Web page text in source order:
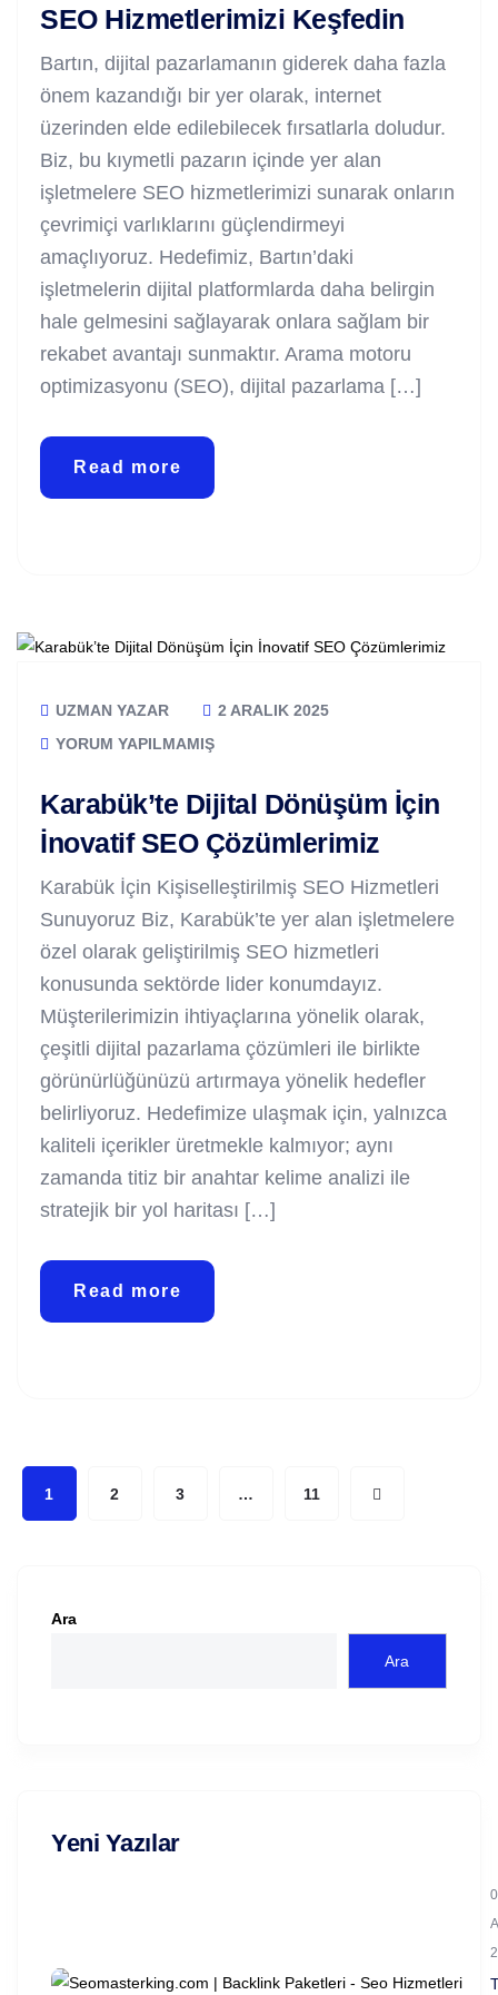
SEO Hizmetlerimizi Keşfedin
Bartın, dijital pazarlamanın giderek daha fazla
önem kazandığı bir yer olarak, internet
üzerinden elde edilebilecek fırsatlarla doludur.
Biz, bu kıymetli pazarın içinde yer alan
işletmelere SEO hizmetlerimizi sunarak onların
çevrimiçi varlıklarını güçlendirmeyi
amaçlıyoruz. Hedefimiz, Bartın’daki
işletmelerin dijital platformlarda daha belirgin
hale gelmesini sağlayarak onlara sağlam bir
rekabet avantajı sunmaktır. Arama motoru
optimizasyonu (SEO), dijital pazarlama […]
Read more
UZMAN YAZAR
2 ARALIK 2025
YORUM YAPILMAMIŞ
Karabük’te Dijital Dönüşüm İçin
İnovatif SEO Çözümlerimiz
Karabük İçin Kişiselleştirilmiş SEO Hizmetleri
Sunuyoruz Biz, Karabük’te yer alan işletmelere
özel olarak geliştirilmiş SEO hizmetleri
konusunda sektörde lider konumdayız.
Müşterilerimizin ihtiyaçlarına yönelik olarak,
çeşitli dijital pazarlama çözümleri ile birlikte
görünürlüğünüzü artırmaya yönelik hedefler
belirliyoruz. Hedefimize ulaşmak için, yalnızca
kaliteli içerikler üretmekle kalmıyor; aynı
zamanda titiz bir anahtar kelime analizi ile
stratejik bir yol haritası […]
Read more
1 2 3 … 11
Ara
Ara
Yeni Yazılar